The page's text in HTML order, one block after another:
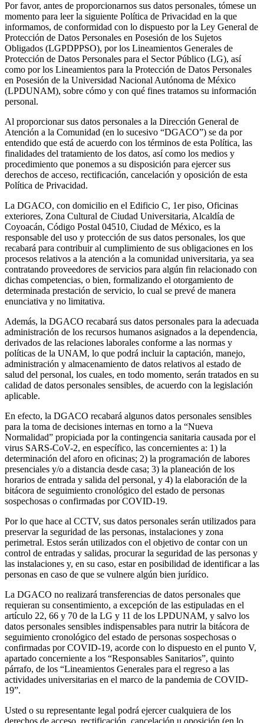
Por favor, antes de proporcionarnos sus datos personales, tómese un
momento para leer la siguiente Política de Privacidad en la que
informamos, de conformidad con lo dispuesto por la Ley General de
Protección de Datos Personales en Posesión de los Sujetos
Obligados (LGPDPPSO), por los Lineamientos Generales de
Protección de Datos Personales para el Sector Público (LG), así
como por los Lineamientos para la Protección de Datos Personales
en Posesión de la Universidad Nacional Autónoma de México
(LPDUNAM), sobre cómo y con qué fines tratamos su información
personal.
Al proporcionar sus datos personales a la Dirección General de
Atención a la Comunidad (en lo sucesivo “DGACO”) se da por
entendido que está de acuerdo con los términos de esta Política, las
finalidades del tratamiento de los datos, así como los medios y
procedimiento que ponemos a su disposición para ejercer sus
derechos de acceso, rectificación, cancelación y oposición de esta
Política de Privacidad.
La DGACO, con domicilio en el Edificio C, 1er piso, Oficinas
exteriores, Zona Cultural de Ciudad Universitaria, Alcaldía de
Coyoacán, Código Postal 04510, Ciudad de México, es la
responsable del uso y protección de sus datos personales, los que
recabará para contribuir al cumplimiento de sus obligaciones en los
procesos relativos a la atención a la comunidad universitaria, ya sea
contratando proveedores de servicios para algún fin relacionado con
dichas competencias, o bien, formalizando el otorgamiento de
determinada prestación de servicio, lo cual se prevé de manera
enunciativa y no limitativa.
Además, la DGACO recabará sus datos personales para la adecuada
administración de los recursos humanos asignados a la dependencia,
derivados de las relaciones laborales conforme a las normas y
políticas de la UNAM, lo que podrá incluir la captación, manejo,
administración y almacenamiento de datos relativos al estado de
salud del personal, los cuales, en todo momento, serán tratados en su
calidad de datos personales sensibles, de acuerdo con la legislación
aplicable.
En efecto, la DGACO recabará algunos datos personales sensibles
para la toma de decisiones internas en torno a la “Nueva
Normalidad” propiciada por la contingencia sanitaria causada por el
virus SARS-CoV-2, en específico, las concernientes a: 1) la
determinación del aforo en oficinas; 2) la programación de labores
presenciales y/o a distancia desde casa; 3) la planeación de los
horarios de entrada y salida del personal, y 4) la elaboración de la
bitácora de seguimiento cronológico del estado de personas
sospechosas o confirmadas por COVID-19.
Por lo que hace al CCTV, sus datos personales serán utilizados para
preservar la seguridad de las personas, instalaciones y zona
perimetral. Estos serán utilizados con el objetivo de contar con un
control de entradas y salidas, procurar la seguridad de las personas y
las instalaciones y, en su caso, estar en posibilidad de identificar a las
personas en caso de que se vulnere algún bien jurídico.
La DGACO no realizará transferencias de datos personales que
requieran su consentimiento, a excepción de las estipuladas en el
artículo 22, 66 y 70 de la LG y 11 de los LPDUNAM, y salvo los
datos personales sensibles indispensables para nutrir la bitácora de
seguimiento cronológico del estado de personas sospechosas o
confirmadas por COVID-19, acorde con lo dispuesto en el punto V,
apartado concerniente a los “Responsables Sanitarios”, quinto
párrafo, de los “Lineamientos Generales para el regreso a las
actividades universitarias en el marco de la pandemia de COVID-
19”.
Usted o su representante legal podrá ejercer cualquiera de los